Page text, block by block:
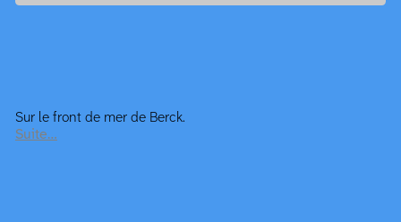
Sur le front de mer de Berck.
Suite…